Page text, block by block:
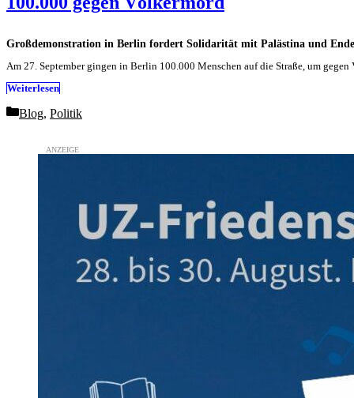
Großdemonstration in Berlin fordert Solidarität mit Palästina und Ende
Am 27. September gingen in Berlin 100.000 Menschen auf die Straße, um
Weiterlesen
Categories
Blog, Politik